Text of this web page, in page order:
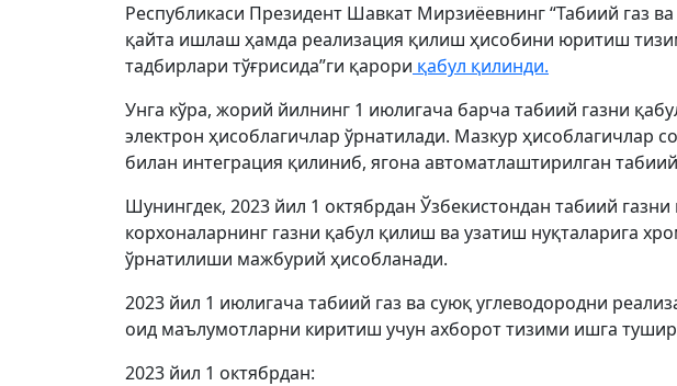
Республикаси Президент Шавкат Мирзиёевнинг “Табиий газ
қайта ишлаш ҳамда реализация қилиш ҳисобини юритиш
тадбирлари тўғрисида”ги қарори қабул қилинди.
Унга кўра, жорий йилнинг 1 июлигача барча табиий газни
электрон ҳисоблагичлар ўрнатилади. Мазкур ҳисоблагичлар
билан интеграция қилиниб, ягона автоматлаштирилган
Шунингдек, 2023 йил 1 октябрдан Ўзбекистондан табиий
корхоналарнинг газни қабул қилиш ва узатиш нуқталарига
ўрнатилиши мажбурий ҳисобланади.
2023 йил 1 июлигача табиий газ ва суюқ углеводородни
оид маълумотларни киритиш учун ахборот тизими ишга
2023 йил 1 октябрдан: